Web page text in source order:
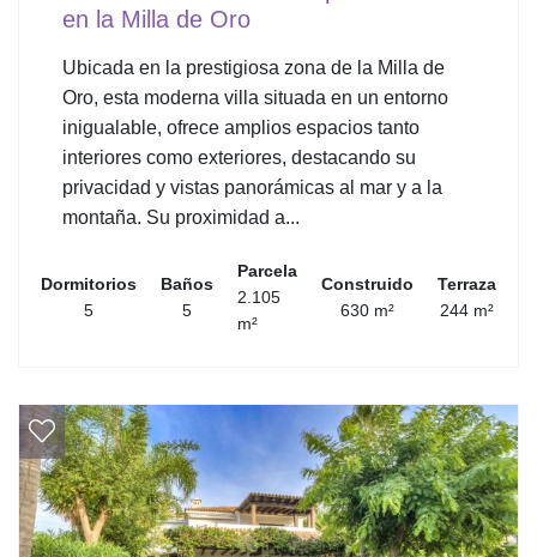
en la Milla de Oro
Ubicada en la prestigiosa zona de la Milla de
Oro, esta moderna villa situada en un entorno
inigualable, ofrece amplios espacios tanto
interiores como exteriores, destacando su
privacidad y vistas panorámicas al mar y a la
montaña. Su proximidad a...
Dormitorios
5
Baños
5
Parcela
2.105
m²
Construido
630 m²
Terraza
244 m²